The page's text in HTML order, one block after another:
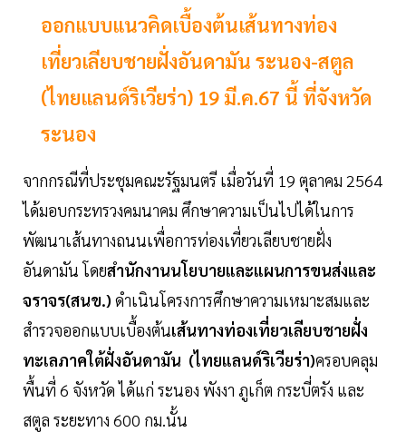
ออกแบบแนวคิดเบื้องต้นเส้นทางท่อง
เที่ยวเลียบชายฝั่งอันดามัน ระนอง-สตูล
(ไทยแลนด์ริเวียร่า) 19 มี.ค.67 นี้ ที่จังหวัด
ระนอง
จากกรณีที่ประชุมคณะรัฐมนตรี เมื่อวันที่ 19 ตุลาคม 2564
ได้มอบกระทรวงคมนาคม ศึกษาความเป็นไปได้ในการ
พัฒนาเส้นทางถนนเพื่อการท่องเที่ยวเลียบชายฝั่ง
อันดามัน โดยสำนักงานนโยบายและแผนการขนส่งและ
จราจร(สนข.) ดำเนินโครงการศึกษาความเหมาะสมและ
สำรวจออกแบบเบื้องต้นเส้นทางท่องเที่ยวเลียบชายฝั่ง
ทะเลภาคใต้ฝั่งอันดามัน (ไทยแลนด์ริเวียร่า)ครอบคลุม
พื้นที่ 6 จังหวัด ได้แก่ ระนอง พังงา ภูเก็ต กระบี่ตรัง และ
สตูล ระยะทาง 600 กม.นั้น